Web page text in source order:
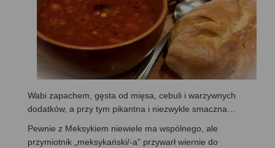
Wabi zapachem, gęsta od mięsa, cebuli i warzywnych
dodatków, a przy tym pikantna i niezwykle smaczna…
Pewnie z Meksykiem niewiele ma wspólnego, ale
przymiotnik „meksykański/-a” przywarł wiernie do